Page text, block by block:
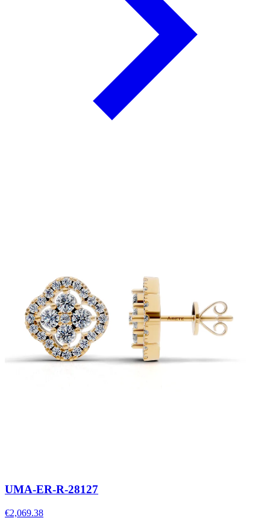
UMA-ER-R-28127
€2,069.38